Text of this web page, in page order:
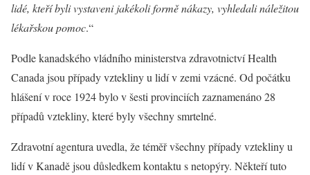
lidé, kteří byli vystaveni jakékoli formě nákazy, vyhledali náležitou
lékařskou pomoc.“
Podle kanadského vládního ministerstva zdravotnictví Health
Canada jsou případy vztekliny u lidí v zemi vzácné. Od počátku
hlášení v roce 1924 bylo v šesti provinciích zaznamenáno 28
případů vztekliny, které byly všechny smrtelné.
Zdravotní agentura uvedla, že téměř všechny případy vztekliny u
lidí v Kanadě jsou důsledkem kontaktu s netopýry. Někteří tuto